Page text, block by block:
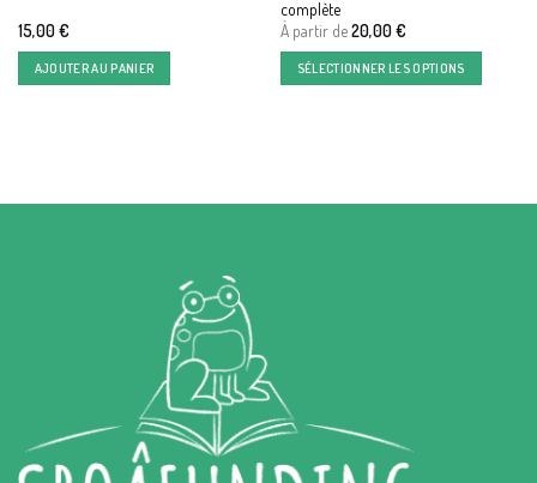
15,00€
AJOUTER AU PANIER
complète
À partir de20,00€
SÉLECTIONNER LES OPTIONS